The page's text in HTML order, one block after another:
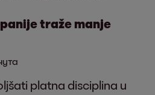
traže manje
platna disciplina u